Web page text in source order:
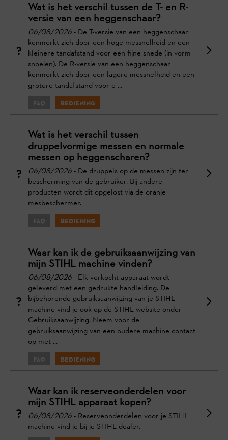
Wat is het verschil tussen de T- en R-
versie van een heggenschaar?
06/08/2026 - De T-versie van een heggenschaar
kenmerkt zich door een hoge messnelheid en een
kleinere tandafstand voor een fijne snede (in vorm
snoeien). De R-versie van een heggenschaar
kenmerkt zich door een lagere messnelheid en een
grotere tandafstand voor e ...
FAQ Bediening
Wat is het verschil tussen
druppelvormige messen en normale
messen op heggenscharen?
06/08/2026 - De druppels op de messen zijn ter
bescherming van de gebruiker. Bij andere
producten wordt dit opgelost via de oranje
mesbeschermer.
FAQ Bediening
Waar kan ik de gebruiksaanwijzing van
mijn STIHL machine vinden?
06/08/2026 - Elk verkocht apparaat wordt
geleverd met een gedrukte handleiding. De
bijbehorende gebruiksaanwijzing van je STIHL
machine vind je ook op de STIHL website onder
Gebruiksaanwijzing. Neem voor de
gebruiksaanwijzing van een oudere machine contact
op met ...
FAQ Bediening
Waar kan ik reserveonderdelen voor
mijn STIHL apparaat kopen?
06/08/2026 - Reserveonderdelen voor je STIHL
machine vind je bij je STIHL dealer.